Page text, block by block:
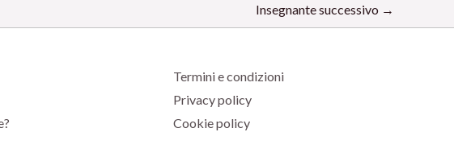
Insegnante successivo →
Termini e condizioni
Privacy policy
Cookie policy